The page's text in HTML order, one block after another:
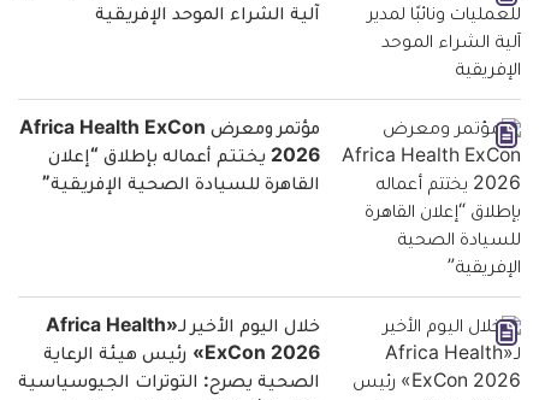
آلية الشراء الموحد الإفريقية
مؤتمر ومعرض Africa Health ExCon
2026 يختتم أعماله بإطلاق “إعلان
القاهرة للسيادة الصحية الإفريقية”
خلال اليوم الأخير لـ«Africa Health
ExCon 2026» رئيس هيئة الرعاية
الصحية يصرح: التوترات الجيوسياسية